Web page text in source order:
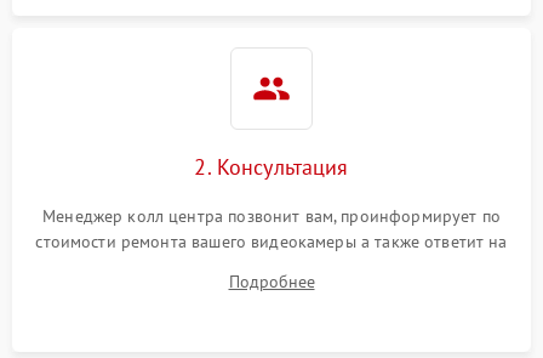
2. Консультация
Менеджер колл центра позвонит вам, проинформирует по
стоимости ремонта вашего видеокамеры а также ответит на
Подробнее